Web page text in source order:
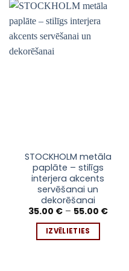
STOCKHOLM metāla
paplāte – stilīgs
interjera akcents
servēšanai un
dekorēšanai
35.00 € – 55.00 €Price
IZVĒLIETIES
This
product
multiple
variants.
options